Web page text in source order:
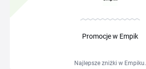
Promocje w Empik
Najlepsze zniżki w Empiku.